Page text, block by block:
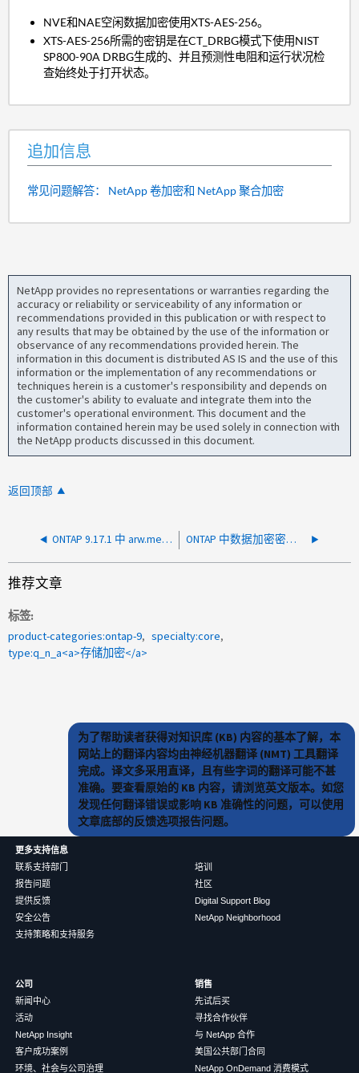
NVE和NAE空闲数据加密使用XTS-AES-256。
XTS-AES-256所需的密钥是在CT_DRBG模式下使用NIST
SP800-90A DRBG生成的、并且预测性电阻和运行状况检
查始终处于打开状态。
追加信息
常见问题解答： NetApp 卷加密和 NetApp 聚合加密
NetApp provides no representations or warranties regarding the
accuracy or reliability or serviceability of any information or
recommendations provided in this publication or with respect to
any results that may be obtained by the use of the information or
observance of any recommendations provided herein. The
information in this document is distributed AS IS and the use of this
information or the implementation of any recommendations or
techniques herein is a customer's responsibility and depends on
the customer's ability to evaluate and integrate them into the
customer's operational environment. This document and the
information contained herein may be used solely in connection with
the NetApp products discussed in this document.
返回顶部
ONTAP 9.17.1 中 arw.medium.encryption.percentage.threshold 选项的目的是什么？ ONTAP 中数据加密密钥和密钥加密密钥使用哪种类型的加密密钥
推荐文章
标签
product-categories:ontap-9
specialty:core
type:q_n_a<a>存储加密</a>
为了帮助读者获得对知识库 (KB) 内容的基本了解，本
网站上的翻译内容均由神经机器翻译 (NMT) 工具翻译
完成。译文多采用直译，且有些字词的翻译可能不甚
准确。要查看原始的 KB 内容，请浏览英文版本。如您
发现任何翻译错误或影响 KB 准确性的问题，可以使用
文章底部的反馈选项报告问题。
更多支持信息
联系支持部门
报告问题
提供反馈
安全公告
支持策略和支持服务
培训
社区
Digital Support Blog
NetApp Neighborhood
公司
新闻中心
活动
NetApp Insight
客户成功案例
环境、社会与公司治理
销售
先试后买
寻找合作伙伴
与 NetApp 合作
美国公共部门合同
NetApp OnDemand 消费模式